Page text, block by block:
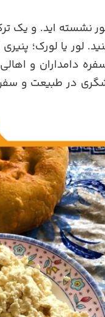
نشسته اید. و یک
لور یا لورک؛
دامداران و
در طبیعت و سفر